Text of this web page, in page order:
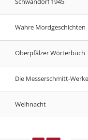
Wahre Mordgeschichten
Oberpfälzer Wörterbuch
Die Messerschmitt-
Weihnacht